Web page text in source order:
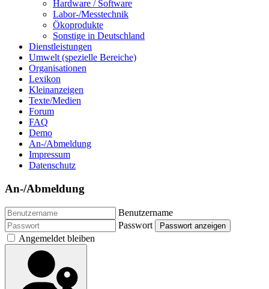
Hardware / Software
Labor-/Messtechnik
Ökoprodukte
Sonstige in Deutschland
Dienstleistungen
Umwelt (spezielle Bereiche)
Organisationen
Lexikon
Kleinanzeigen
Texte/Medien
Forum
FAQ
Demo
An-/Abmeldung
Impressum
Datenschutz
An-/Abmeldung
Benutzername
Passwort
Passwort anzeigen
Angemeldet bleiben